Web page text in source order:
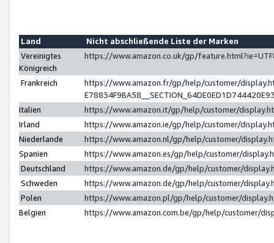
Land
Nicht abschließende Liste der Marken
Vereinigtes
Königreich
https://www.amazon.co.uk/gp/
Frankreich
https://www.amazon.fr/gp/help/customer/
Italien
https://www.amazon.it/gp/help/customer/
Irland
https://www.amazon.ie/gp/help/customer/
Niederlande
https://www.amazon.nl/gp/help/customer/
Spanien
https://www.amazon.es/gp/help/customer/
Deutschland
https://www.amazon.de/gp/help/customer/
Schweden
https://www.amazon.de/gp/help/customer/
Polen
https://www.amazon.pl/gp/help/customer/
Belgien
https://www.amazon.com.be/gp/help/customer/